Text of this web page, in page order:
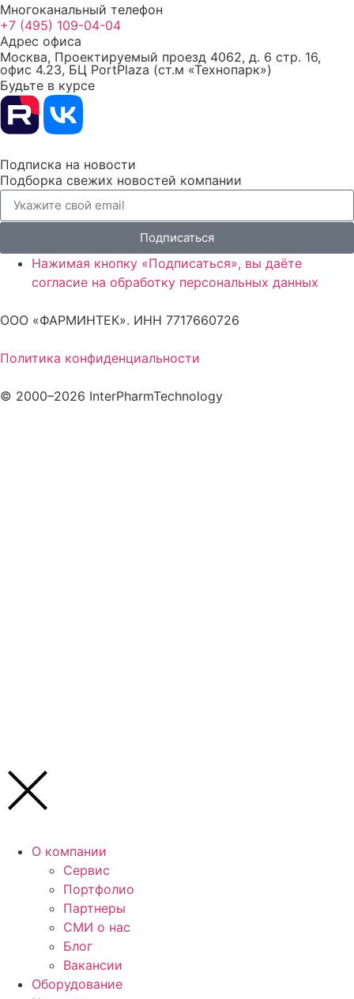
Многоканальный телефон
+7 (495) 109-04-04
Адрес офиса
Москва, Проектируемый проезд 4062, д. 6 стр. 16,
офис 4.23, БЦ PortPlaza (ст.м «Технопарк»)
Будьте в курсе
Подписка на новости
Подборка свежих новостей компании
Подписаться
Нажимая кнопку «Подписаться», вы даёте
согласие на обработку персональных данных
ООО «ФАРМИНТЕК». ИНН 7717660726
Политика конфиденциальности
© 2000–2026 InterPharmTechnology
О компании
Сервис
Портфолио
Партнеры
СМИ о нас
Блог
Вакансии
Оборудование